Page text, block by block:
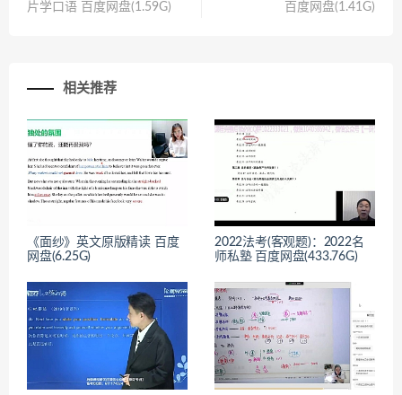
片学口语 百度网盘(1.59G)
百度网盘(1.41G)
相关推荐
《面纱》英文原版精读 百度
网盘(6.25G)
2022法考(客观题)：2022名
师私塾 百度网盘(433.76G)